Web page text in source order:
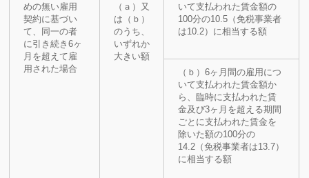
めの無い雇用
契約に基づい
て、同一の者
に引き続き6ヶ
月を超えて雇
用された場合
（ａ）又
は（ｂ）
のうち、
いずれか
大きい額
いて支払われた賃金額の
100分の10.5（免税事業者
は10.2）に相当する額
（ｂ）6ヶ月間の雇用につ
いて支払われた賃金額か
ら、臨時に支払われた賃
金及び3ヶ月を超える期間
ごとに支払われた賃金を
除いた額の100分の
14.2（免税事業者は13.7）
に相当する額